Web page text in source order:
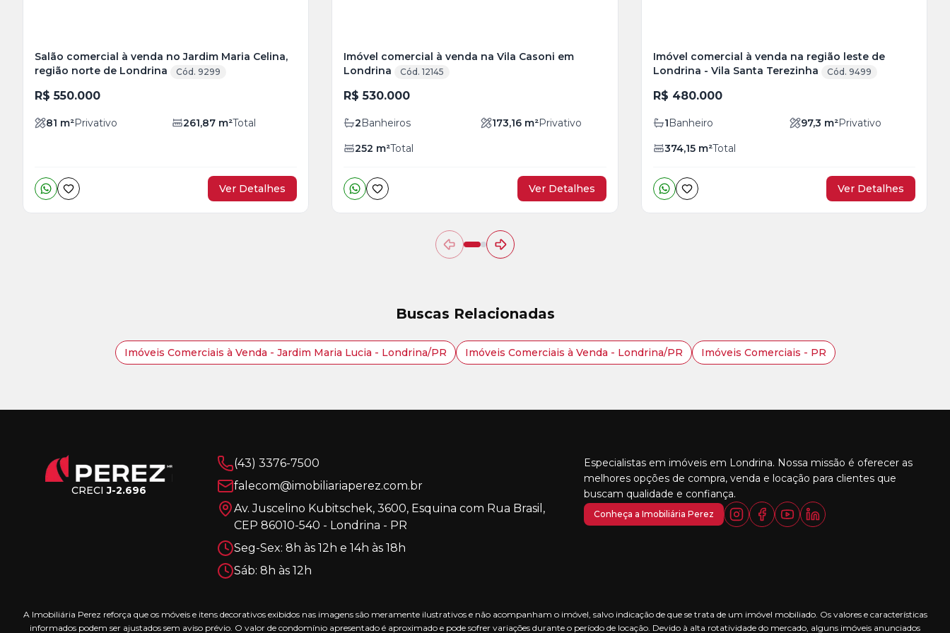
Salão comercial à venda no Jardim Maria Celina,
região norte de Londrina
Cód. 9299
R$ 550.000
81 m²Privativo 261,87m²Total
Ver Detalhes
Imóvel comercial à venda na Vila Casoni em
Londrina
Cód. 12145
R$ 530.000
2Banheiros 173,16m²Privativo
252 m²Total
Ver Detalhes
Imóvel comercial à venda na região leste de
Londrina - Vila Santa Terezinha
Cód. 9499
R$ 480.000
1Banheiro 97,3 m²Privativo
374,15m²Total
Ver Detalhes
Buscas Relacionadas
Imóveis Comerciais à Venda - Jardim Maria Lucia - Londrina/PR Imóveis Comerciais à Venda - Londrina/PR Imóveis Comerciais - PR
CRECIJ-2.696
(43) 3376-7500
falecom@imobiliariaperez.com.br
Av. Juscelino Kubitschek, 3600, Esquina com Rua Brasil,
CEP 86010-540 - Londrina - PR
Seg-Sex: 8h às 12h e 14h às 18h
Sáb: 8h às 12h
Especialistas em imóveis em Londrina. Nossa missão é oferecer as
melhores opções de compra, venda e locação para clientes que
buscam qualidade e confiança.
Conheça a Imobiliária Perez
A Imobiliária Perez reforça que os móveis e itens decorativos exibidos nas imagens são meramente ilustrativos e não acompanham o imóvel, salvo indicação de que se trata de um imóvel mobiliado. Os valores e características
informados podem ser ajustados sem aviso prévio. O valor de condomínio apresentado é aproximado e pode sofrer variações durante o período de locação. Devido à alta rotatividade do mercado, alguns imóveis anunciados